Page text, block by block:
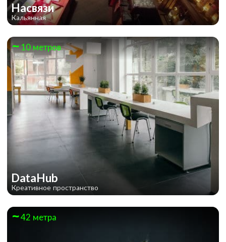
Насвязи
Кальянная
10 метров
DataHub
Креативное пространство
42 метра